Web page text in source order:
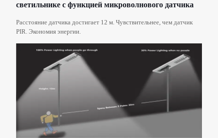
светильнике с функцией микроволнового датчика
Расстояние датчика достигает 12 м. Чувствительнее, чем датчик
PIR. Экономия энергии.